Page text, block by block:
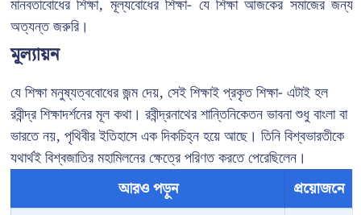
মানবতাবোধের শিক্ষা, মূল্যবোধের শিক্ষা- যে শিক্ষা আজকের সমাজের জন্য
অত্যন্ত জরুরি।
মূল্যায়ন
যে শিক্ষা মনুষ্যত্ববোধের জন্ম দেয়, সেই শিক্ষাই প্রকৃত শিক্ষা- এটাই হল
রবীন্দ্র শিক্ষাদর্শনের মূল কথা। রবীন্দ্রনাথের শান্তিনিকেতন ভাবনা শুধু বাংলা বা
ভারতে নয়, পৃথিবীর ইতিহাসে এক দিকচিহ্ন হয়ে আছে। তিনি বিশ্বভারতীকে
যথার্থই বিশ্বজাতির মহামিলনের ক্ষেত্রে পরিণত করতে পেরেছিলেন।
আরও পড়ুন
প্রয়োজনে